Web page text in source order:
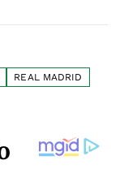
REAL MADRID